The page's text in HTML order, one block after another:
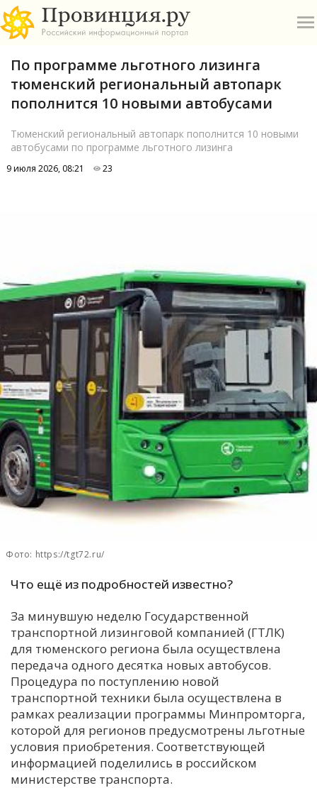
И
М
Н
О
Р
С
Т
У
По программе льготного лизинга
тюменский региональный автопарк
пополнится 10 новыми автобусами
Тюменский региональный автопарк пополнится 10 новыми
автобусами по программе льготного лизинга
9 июля 2026, 08:21 23
Фото: https://tgt72.ru/
Что ещё из подробностей известно?
За минувшую неделю Государственной
транспортной лизинговой компанией (ГТЛК)
для тюменского региона была осуществлена
передача одного десятка новых автобусов.
Процедура по поступлению новой
транспортной техники была осуществлена в
рамках реализации программы Минпромторга,
которой для регионов предусмотрены льготные
условия приобретения. Соответствующей
информацией поделились в российском
министерстве транспорта.